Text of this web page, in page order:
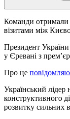
Команди отримали
візитами між
Президент
у Єревані з
Про це
Український лідер
конструктивного
розвитку сильних